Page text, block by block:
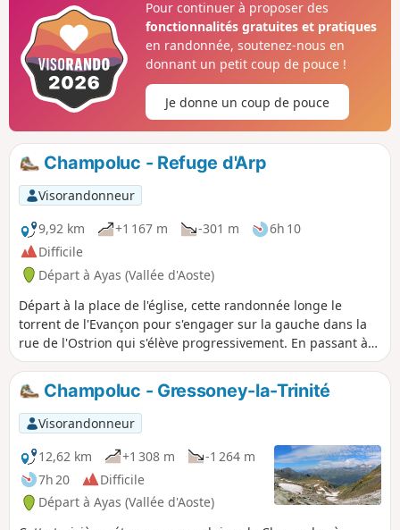
possible d'emprunter plusieurs itinéraires plus longs.
Pour continuer à proposer des
fonctionnalités gratuites et pratiques
en randonnée, soutenez-nous en
donnant un petit coup de pouce !
Je donne un coup de pouce
Champoluc - Refuge d'Arp
Visorandonneur
9,92 km
+1 167 m -301 m
6h 10
Difficile
Départ à Ayas (Vallée d'Aoste)
Départ à la place de l'église, cette randonnée longe le
torrent de l'Evançon pour s'engager sur la gauche dans la
rue de l'Ostrion qui s'élève progressivement. En passant à
la petite chapelle qui surplombe le village de Champoluc et
la vallée d'Ayas, vous atteignez le village de Mascognaz,
village Walser authentique et de toute beauté. La
randonnée passe par Col de Palasina puis, par une légère
descente, vous atteindrez les sauvages lacs Bataille et
ensuite le refuge de l'Arp à 2400 mètres.
Champoluc - Gressoney-la-Trinité
Visorandonneur
12,62 km
+1 308 m
-1 264 m
7h 20
Difficile
Départ à Ayas (Vallée d'Aoste)